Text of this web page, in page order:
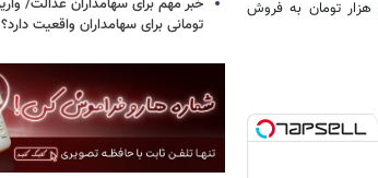
در بازار تهران نیز با کاهش ۱۴۵ هزار تومانی به قیمت ۸ میلیون و ۶۱۴ هزار تومان به فروش
تومانی برای سهامداران واقعیت دارد؟